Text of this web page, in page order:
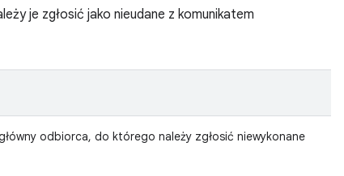
je zgłosić jako nieudane z komunikatem
odbiorca, do którego należy zgłosić niewykonane